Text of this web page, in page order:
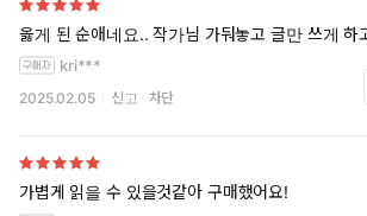
옳게 된 순애네요.. 작가님 가둬놓고 글만 쓰게 하
kri***
2025.02.05 신고 차단
가볍게 읽을 수 있을것같아 구매했어요!